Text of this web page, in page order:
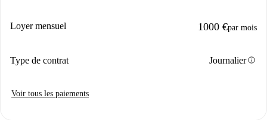
Loyer mensuel 1000 €par mois
Type de contrat Journalierinfo
Voir tous les paiements